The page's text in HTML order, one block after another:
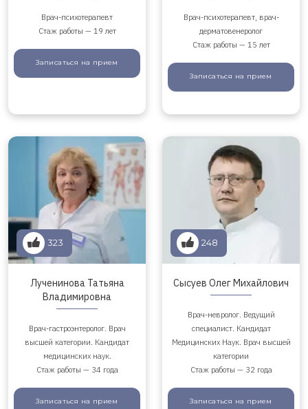
Врач-психотерапевт
Стаж работы — 19 лет
Записаться на прием
Врач-психотерапевт, врач-
дерматовенеролог
Стаж работы — 15 лет
Записаться на прием
323
Лученинова Татьяна
Владимировна
Врач-гастроэнтеролог. Врач
высшей категории. Кандидат
медицинских наук.
Стаж работы — 34 года
Записаться на прием
248
Сысуев Олег Михайлович
Врач-невролог. Ведущий
специалист. Кандидат
Медицинских Наук. Врач высшей
категории
Стаж работы — 32 года
Записаться на прием